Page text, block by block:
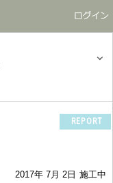
REPORT
2017年 7月 2日 施工中